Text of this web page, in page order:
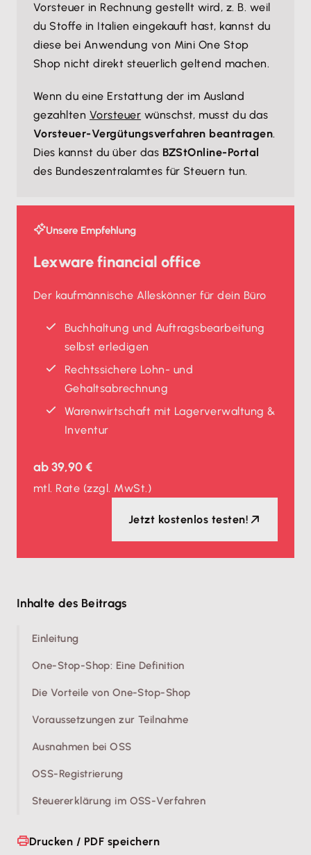
Vorsteuer in Rechnung gestellt wird, z. B. weil
du Stoffe in Italien eingekauft hast, kannst du
diese bei Anwendung von Mini One Stop
Shop nicht direkt steuerlich geltend machen.
Wenn du eine Erstattung der im Ausland
gezahlten Vorsteuer wünschst, musst du das
Vorsteuer-Vergütungsverfahren beantragen.
Dies kannst du über das BZStOnline-Portal
des Bundeszentralamtes für Steuern tun.
Unsere Empfehlung
Lexware financial office
Der kaufmännische Alleskönner für dein Büro
Buchhaltung und Auftragsbearbeitung
selbst erledigen
Rechtssichere Lohn- und
Gehaltsabrechnung
Waren­wirtschaft mit Lagerverwaltung &
Inventur
ab39,90 €
mtl. Rate (zzgl. MwSt.)
Jetzt kostenlos testen!
Inhalte des Beitrags
Einleitung
One-Stop-Shop: Eine Definition
Die Vorteile von One-Stop-Shop
Voraussetzungen zur Teilnahme
Ausnahmen bei OSS
OSS-Registrierung
Steuererklärung im OSS-Verfahren
Drucken / PDF speichern